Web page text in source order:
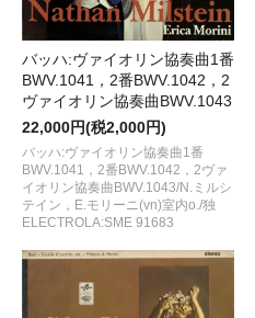
バッハ:ヴァイオリン協奏曲1番
BWV.1041，2番BWV.1042，2
ヴァイオリン協奏曲BWV.1043
22,000円(税2,000円)
バッハ:ヴァイオリン協奏曲1番
BWV.1041，2番BWV.1042，2ヴァ
イオリン協奏曲BWV.1043/N.ミルシ
テイン，E.モリーニ(vn)室内o./独
ELECTROLA:SME 91683